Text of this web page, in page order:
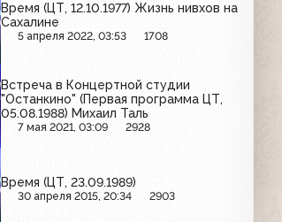
Время (ЦТ, 12.10.1977) Жизнь нивхов на
Сахалине
5 апреля 2022, 03:53 1708
Встреча в Концертной студии
"Останкино" (Первая программа ЦТ,
05.08.1988) Михаил Таль
7 мая 2021, 03:09 2928
Время (ЦТ, 23.09.1989)
30 апреля 2015, 20:34 2903